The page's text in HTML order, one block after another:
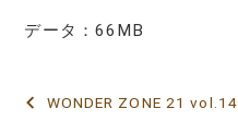
データ：66MB
投
WONDER ZONE 21 vol.14